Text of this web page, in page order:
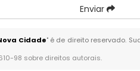
Enviar
Cidade" é de direito reservado.
98 sobre direitos autorais.